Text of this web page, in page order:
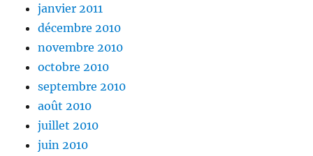
janvier 2011
décembre 2010
novembre 2010
octobre 2010
septembre 2010
août 2010
juillet 2010
juin 2010